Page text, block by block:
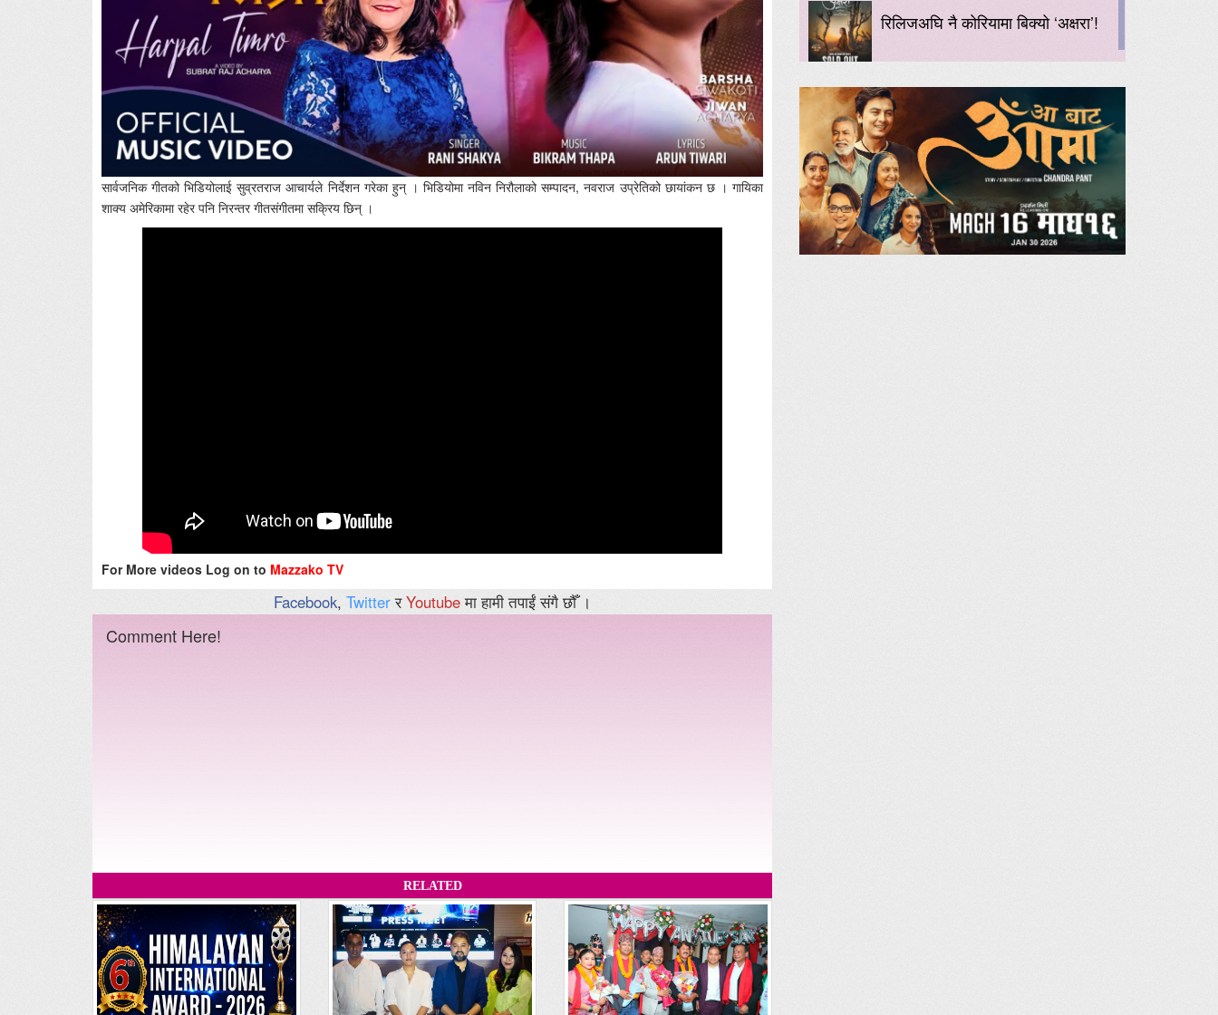
सार्वजनिक गीतको भिडियोलाई सुव्रतराज आचार्यले निर्देशन गरेका हुन् । भिडियोमा नविन निरौलाको सम्पादन, नवराज उप्रेतिको छायांकन छ । गायिका
शाक्य अमेरिकामा रहेर पनि निरन्तर गीतसंगीतमा सक्रिय छिन् ।
For More videos Log on to Mazzako TV
Facebook, TwitterरYoutubeमा हामी तपाईं संगै छौँ ।
Comment Here!
RELATED
रिलिजअघि नै कोरियामा बिक्यो ‘अक्षरा’!